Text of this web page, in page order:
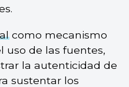
como mecanismo
uso de las fuentes,
la autenticidad de
sustentar los